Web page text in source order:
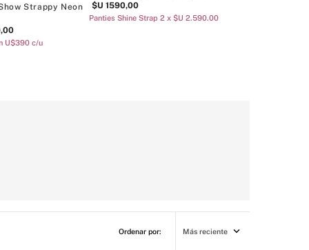
Strappy Neon
,00
U$390 c/u
$U 1590,00
Panties Shine Strap 2 x $U 2.590.00
Más reciente